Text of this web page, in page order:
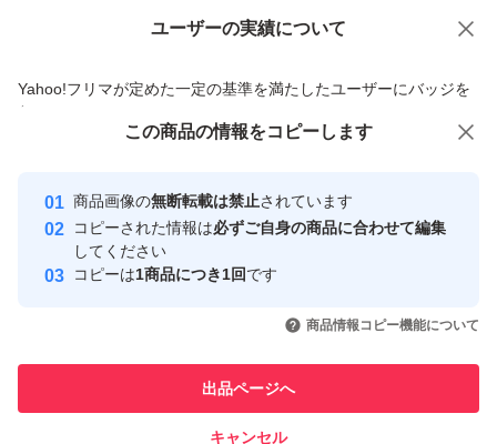
ユーザーの実績について
Yahoo!フリマが定めた一定の基準を満たしたユーザーにバッジを
付与しています
安心取引出品者
心・安全なユーザーです
取引実績
引を完了させた実績があります
での取引実績があります
価格の相談 商品への質問
この商品の情報をコピーします
商品画像の無断転載は禁止されています
コピーされた情報は必ずご自身の商品に合わせて編集
してください
コピーは1商品につき1回です
商品情報コピー機能について
出品ページへ
キャンセル
この商品をみている人にオススメ